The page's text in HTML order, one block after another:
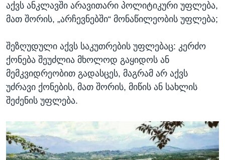
აქვს ანკლავში არავითარი პოლიტიკური უფლება,
მათ შორის, „არჩევნებში“ მონაწილეობის უფლება;
შეზღუდული აქვს საკუთრების უფლებაც: კერძო
ქონება შეუძლია მხოლოდ გაყიდოს ან
მემკვიდრეობით გადასცეს, მაგრამ არ აქვს
უძრავი ქონების, მათ შორის, მიწის ან სახლის
შეძენის უფლება.